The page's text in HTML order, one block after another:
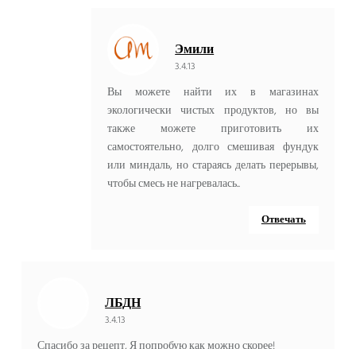
Эмили
3.4.13
Вы можете найти их в магазинах
экологически чистых продуктов, но вы
также можете приготовить их
самостоятельно, долго смешивая фундук
или миндаль, но стараясь делать перерывы,
чтобы смесь не нагревалась..
Отвечать
ЛБДН
3.4.13